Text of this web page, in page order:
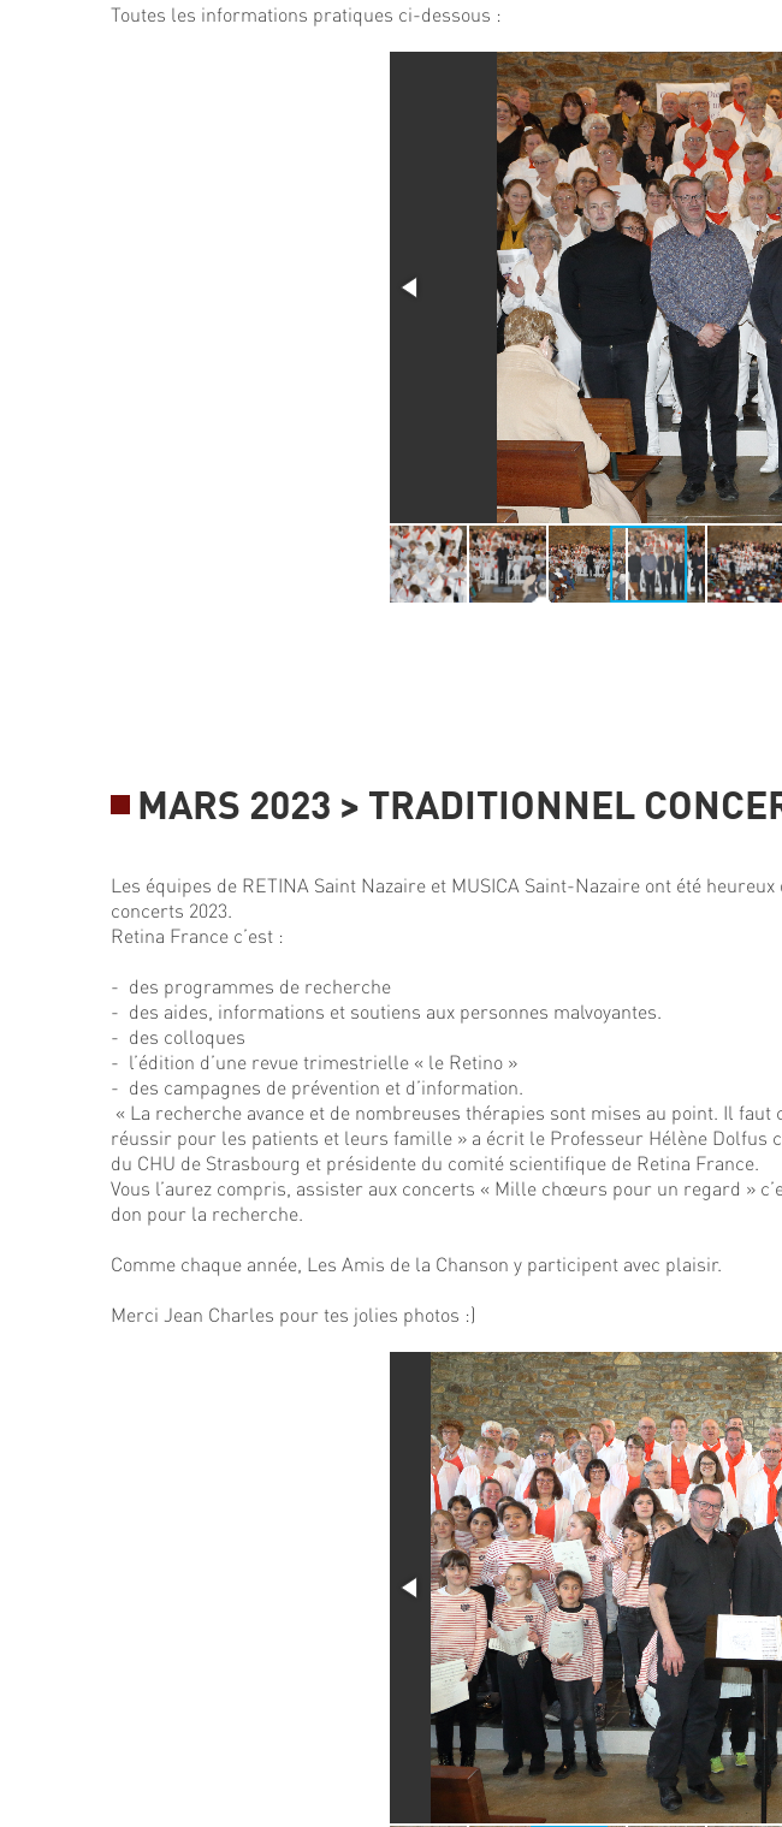
Toutes les informations pratiques ci-dessous :
MARS 2023 > TRADITIONNEL
Les équipes de RETINA Saint Nazaire et MUSICA Saint-Nazaire ont été
concerts 2023.
Retina France c’est :
- des programmes de recherche
- des aides, informations et soutiens aux personnes malvoyantes.
- des colloques
- l’édition d’une revue trimestrielle « le Retino »
- des campagnes de prévention et d’information.
« La recherche avance et de nombreuses thérapies sont mises au point. Il
réussir pour les patients et leurs famille » a écrit le Professeur Hélène Dolfus
du CHU de Strasbourg et présidente du comité scientifique de Retina France.
Vous l’aurez compris, assister aux concerts « Mille chœurs pour un regard »
don pour la recherche.
Comme chaque année, Les Amis de la Chanson y participent avec plaisir.
Merci Jean Charles pour tes jolies photos :)